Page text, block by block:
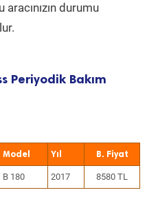
durumu
Periyodik Bakım
Model Yıl
B 180 2017 8580 TL